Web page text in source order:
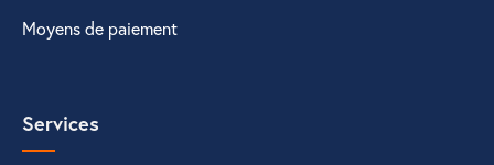
Moyens de paiement
Services